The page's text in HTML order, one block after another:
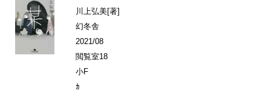
川上弘美[著]
幻冬舎
2021/08
閲覧室18
小F
ｶ